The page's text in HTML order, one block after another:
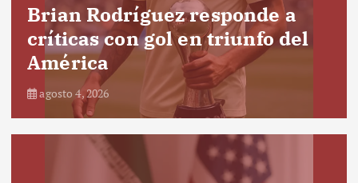
Brian Rodríguez responde a
críticas con gol en triunfo del
América
agosto 4, 2026